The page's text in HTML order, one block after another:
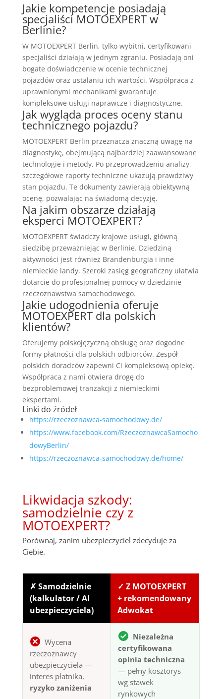
Jakie kompetencje posiadają
specjaliści MOTOEXPERT w
Berlinie?
W MOTOEXPERT Berlin, tylko wybitni, certyfikowani
specjaliści działają w jednym zgraniu. Posiadają oni
bogate doświadczenie w ocenie technicznej
pojazdów oraz ustalaniu ich wartości. Współpraca z
uprawnionymi mechanikami gwarantuje
kompleksowe usługi naprawcze i diagnostyczne.
Jak wygląda proces oceny stanu
technicznego pojazdu?
MOTOEXPERT Berlin przeznacza znaczną uwagę na
diagnostykę, obejmującą najbardziej zaawansowane
technologie i metody. Po przeprowadzeniu analizy,
szczegółowe raporty techniczne ukazują prawdziwy
stan pojazdu. Te dokumenty zawierają obiektywną
ocenę, pozwalając na świadomą decyzję.
Na jakim obszarze działają
eksperci MOTOEXPERT?
MOTOEXPERT świadczy krajowe usługi, główną
siedzibę przeważniejąc w Berlinie. Dziedziną
aktywności jest również Brandenburgia i inne
niemieckie landy. Szeroki zasięg geograficzny ułatwia
dotarcie do profesjonalnej pomocy w dziedzinie
rzeczoznawstwa samochodowego.
Jakie udogodnienia oferuje
MOTOEXPERT dla polskich
klientów?
Oferujemy polskojęzyczną obsługę oraz dogodne
formy płatności dla polskich odbiorców. Zespół
polskich doradców zapewni Ci kompleksową opiekę.
Współpraca z nami otwiera drogę do
bezproblemowej tranzakcji z niemieckimi
ekspertami.
Linki do źródeł
https://rzeczoznawca-samochodowy.de/
https://www.facebook.com/RzeczoznawcaSamocho
dowyBerlin/
https://rzeczoznawca-samochodowy.de/home/
Likwidacja szkody:
samodzielnie czy z
MOTOEXPERT?
Porównaj, zanim ubezpieczyciel zdecyduje za
Ciebie.
✗ Samodzielnie
(kalkulator / AI
ubezpieczyciela)
✓ Z MOTOEXPERT
+ rekomendowany
Adwokat
Wycena
rzeczoznawcy
ubezpieczyciela —
interes płatnika,
ryzyko zaniżenia
Niezależna
certyfikowana
opinia techniczna
— pełny kosztorys
wg stawek
rynkowych